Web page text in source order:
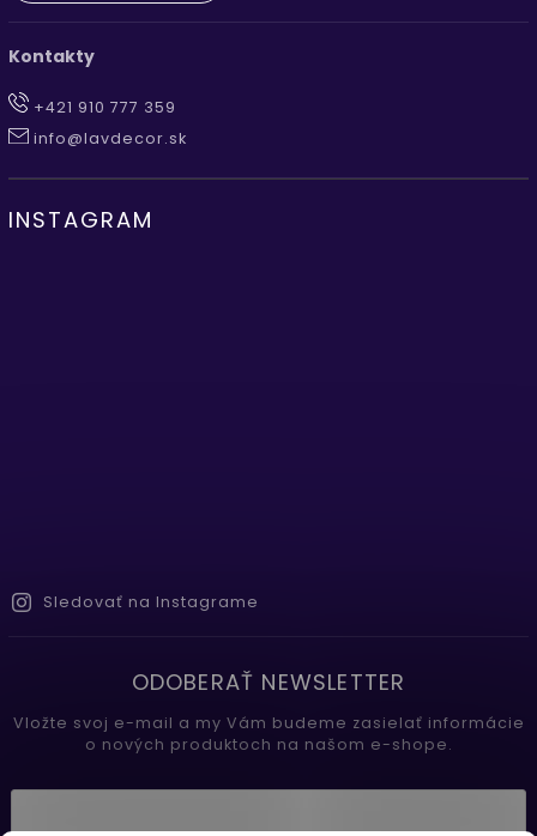
Kontakty
+421 910 777 359
info@lavdecor.sk
INSTAGRAM
Sledovať na Instagrame
ODOBERAŤ NEWSLETTER
Vložte svoj e-mail a my Vám budeme zasielať informácie
o nových produktoch na našom e-shope.